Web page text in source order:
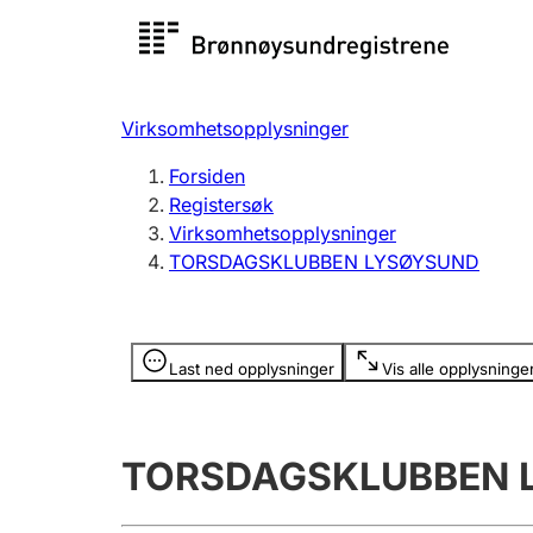
Registersøk
Registrere, endre, slette
Virksomhetsopplysninger
Forsiden
Registersøk
Virksomhetsopplysninger
TORSDAGSKLUBBEN LYSØYSUND
Last ned opplysninger Vis alle
Opplysninger er skjult
TORSDAGSKLUBBEN